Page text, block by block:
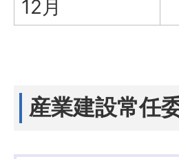
12月
産業建設常任